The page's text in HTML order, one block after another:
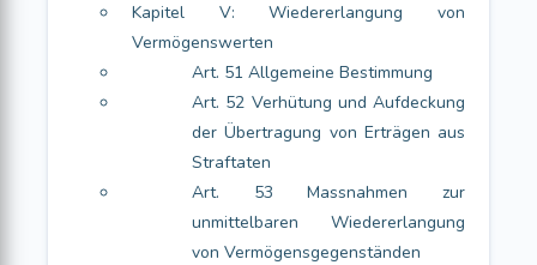
Kapitel V: Wiedererlangung von
Vermögenswerten
Art. 51 Allgemeine Bestimmung
Art. 52 Verhütung und Aufdeckung
der Übertragung von Erträgen aus
Straftaten
Art. 53 Massnahmen zur
unmittelbaren Wiedererlangung
von Vermögensgegenständen